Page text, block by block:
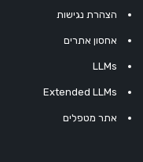
הצהרת נגישות
אחסון אתרים
LLMs
Extended LLMs
אתר מטפלים